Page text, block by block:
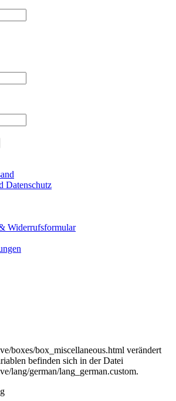
Datenschutz
Widerrufsformular
boxes/box_miscellaneous.html verändert
befinden sich in der Datei
lang/german/lang_german.custom.